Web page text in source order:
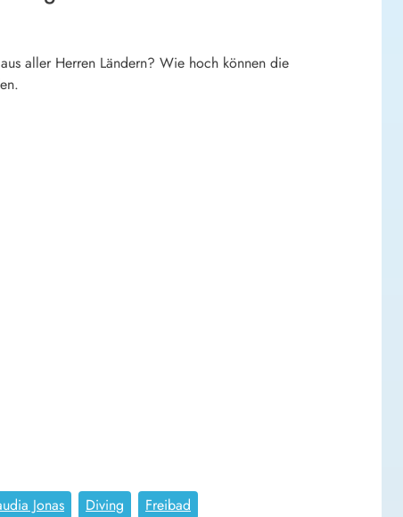
aller Herren Ländern? Wie hoch können die
Jonas Diving
Freibad